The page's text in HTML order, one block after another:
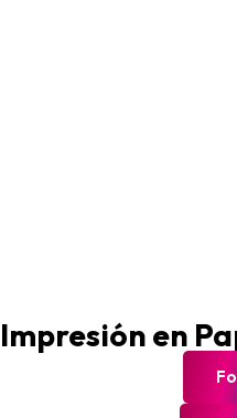
Impresión en